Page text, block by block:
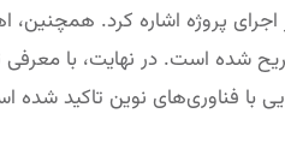
پروژه اشاره کرد. همچنین،
شده است. در نهایت، با معرفی
با فناوری‌های نوین تاکید شده